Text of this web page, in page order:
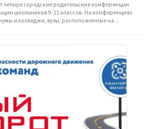
четыре городские родительские конференции
школьников 9-11 классов. На конференциях
и колледжи, вузы, расположенные на...